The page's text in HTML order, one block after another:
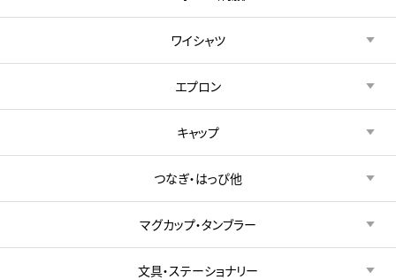
ワイシャツ
エプロン
キャップ
つなぎ・はっぴ他
マグカップ・タンブラー
文具・ステーショナリー